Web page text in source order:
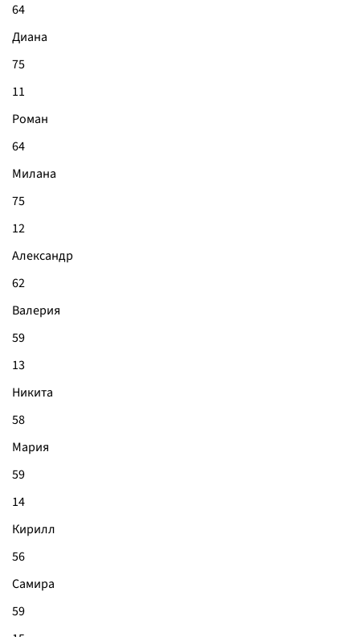
64
Диана
75
11
Роман
64
Милана
75
12
Александр
62
Валерия
59
13
Никита
58
Мария
59
14
Кирилл
56
Самира
59